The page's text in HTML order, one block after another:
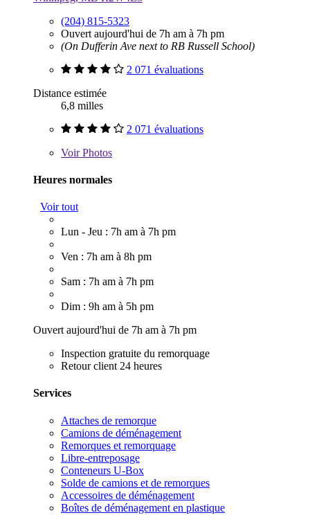
(204) 815-5323
Ouvert aujourd'hui de 7h am à 7h pm
(On Dufferin Ave next to RB Russell School)
2 071 évaluations
Distance estimée
6,8 milles
2 071 évaluations
VoirPhotos
Heures normales
Voir tout
Lun - Jeu : 7h am à 7h pm
Ven : 7h am à 8h pm
Sam : 7h am à 7h pm
Dim : 9h am à 5h pm
Ouvert aujourd'hui de 7h am à 7h pm
Inspection gratuite du remorquage
Retour client 24 heures
Services
Attaches de remorque
Camions de déménagement
Remorques et remorquage
Libre-entreposage
Conteneurs U-Box
Solde de camions et de remorques
Accessoires de déménagement
Boîtes de déménagement en plastique